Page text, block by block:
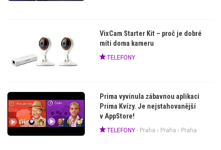
VixCam Starter Kit – proč je dobré
míti doma kameru
TELEFONY
Prima vyvinula zábavnou aplikaci
Prima Kvízy. Je nejstahovanější
v AppStore!
TELEFONY - Praha › Praha › Praha